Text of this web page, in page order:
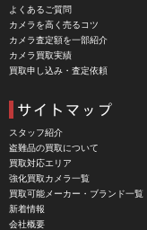
CBL Lens（シービーエ
CHINON（チノン）
CHIYOCA 千代田商会
CIESTA（シエスタ）
Cineroid（シネロイド）
CINEVATE （シネベー
CIRO （シロ）
CLARUS（クラルス）
よくあるご質問
カメラを高く売るコツ
カメラ査定額を一部紹介
カメラ買取実績
買取申し込み・査定依頼
スタッフ紹介
盗難品の買取について
買取対応エリア
強化買取カメラ一覧
買取可能メーカー・ブランド一覧
新着情報
会社概要